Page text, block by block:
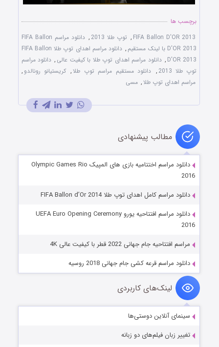
برچسب ها
FIFA Ballon D'OR 2013
, توپ طلا 2013 ,
دانلود مراسم FIFA Ballon
D'OR 2013 با لینک مستقیم
,
دانلود مراسم اهدای توپ طلا FIFA Ballon
D'OR 2013
, دانلود مراسم اهدای توپ طلا با کیفیت عالی , دانلود مراسم
توپ طلا 2013
, دانلود مستقیم مراسم توپ طلا, کریستیانو رونالدو ,
مراسم اهدای توپ طلا, مسی
مطالب پیشنهادی
دانلود مراسم اختتامیه بازی های المپیک Olympic Games Rio
2016
دانلود مراسم کامل اهدای توپ طلا FIFA Ballon d’Or 2014
دانلود مراسم افتتاحیه یورو UEFA Euro Opening Ceremony
2016
مراسم افتتاحیه جام جهانی 2022 قطر با کیفیت عالی 4K
دانلود مراسم قرعه کشی جام جهانی 2018 روسیه
لینک‌های کاربردی
سینمای آنلاین دوستی‌ها
تغییر زبان فیلم‌های دو زبانه